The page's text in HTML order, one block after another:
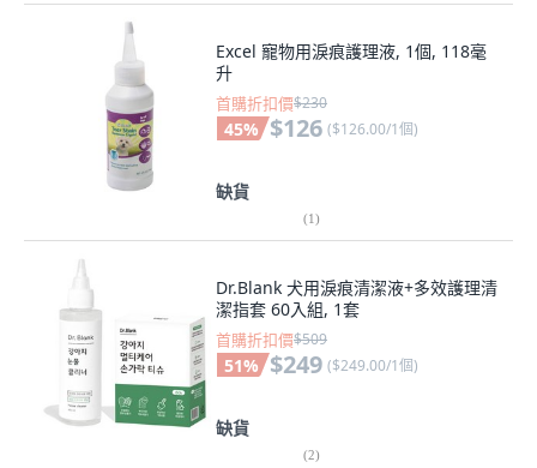
Excel 寵物用淚痕護理液, 1個, 118毫
升
首購折扣價$230
45% $126 ($126.00/1個)
缺貨
(1)
Dr.Blank 犬用淚痕清潔液+多效護理清
潔指套 60入組, 1套
首購折扣價$509
51% $249 ($249.00/1個)
缺貨
(2)